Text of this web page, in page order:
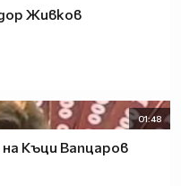
Живков
01:48
Къци Вапцаров